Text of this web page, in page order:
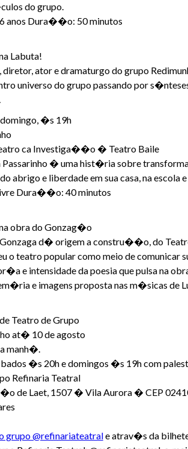
do grupo.
anos Dura��o: 50 minutos
Labuta!
diretor, ator e dramaturgo do grupo
universo do grupo passando por
�s 19h
ca Investiga��o � Teatro Baile
Passarinho � uma hist�ria sobre
abrigo e liberdade em sua casa, na
Dura��o: 40 minutos
obra do Gonzag�o
d� origem a constru��o, do
o teatro popular como meio de comunicar
e intensidade da poesia que pulsa na
e imagens proposta nas m�sicas de
Teatro de Grupo
at� 10 de agosto
manh�.
�s 20h e domingos �s 19h com
Refinaria Teatral
de Laet, 1507 � Vila Aurora � CEP
grupo @refinariateatrale atrav�s da